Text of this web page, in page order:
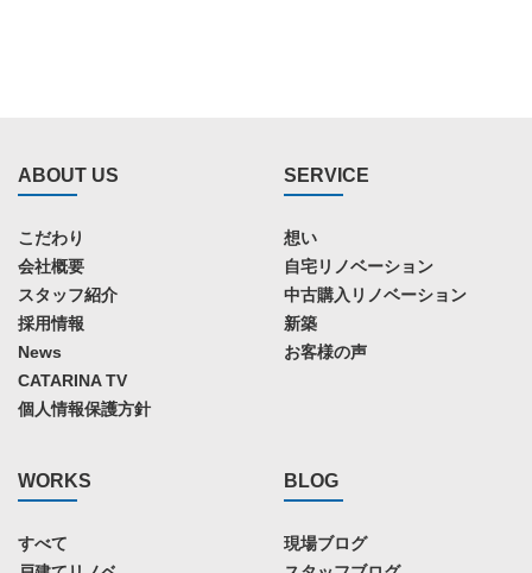
ABOUT US
こだわり
会社概要
スタッフ紹介
採用情報
News
CATARINA TV
個人情報保護方針
SERVICE
想い
自宅リノベーション
中古購入リノベーション
新築
お客様の声
WORKS
すべて
BLOG
現場ブログ